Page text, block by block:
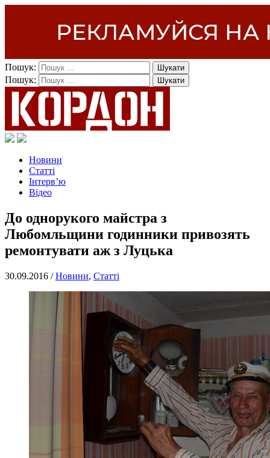
Пошук:
Пошук:
Новини
Статті
Інтерв’ю
Відео
До однорукого майстра з
Любомльщини годинники привозять
ремонтувати аж з Луцька
30.09.2016 /Новини, Статті